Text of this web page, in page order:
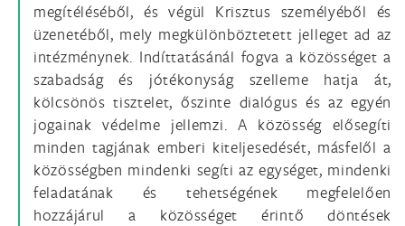
megítéléséből, és végül Krisztus személyéből és
üzenetéből, mely megkülönböztetett jelleget ad az
intézménynek. Indíttatásánál fogva a közösséget a
szabadság és jótékonyság szelleme hatja át,
kölcsönös tisztelet, őszinte dialógus és az egyén
jogainak védelme jellemzi. A közösség elősegíti
minden tagjának emberi kiteljesedését, másfelől a
közösségben mindenki segíti az egységet, mindenki
feladatának és tehetségének megfelelően
hozzájárul a közösséget érintő döntések